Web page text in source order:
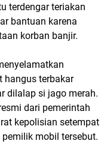
terdengar teriakan
bantuan karena
korban banjir.
hangus terbakar
dilalap si jago merah.
dari pemerintah
kepolisian setempat
mobil tersebut.